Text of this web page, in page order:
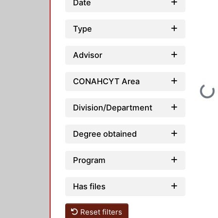
Date
Type
Advisor
CONAHCYT Area
Division/Department
Degree obtained
Program
Has files
Reset filters
Loading...